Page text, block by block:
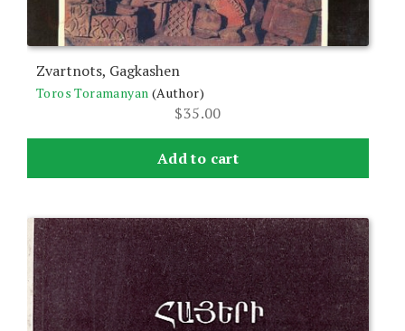
Zvartnots, Gagkashen
Toros Toramanyan (Author)
$35.00
Add to cart